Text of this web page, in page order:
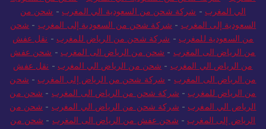
الي المغرب -شركة شحن من السعودية الي المغرب-شحن من
السعودية إلى المغرب- شركة شحن من السعودية إلى المغرب-شحن
من السعودية للمغرب -شركة شحن من الرياض للمغرب -نقل عفش
من الرياض الى المغرب-شحن من الرياض الى المغرب -شحن عفش
من الرياض الي المغرب-شحن من الرياض الي المغرب -نقل عفش
من الرياض الى المغرب-شركة شحن من الرياض إلى المغرب-شحن
من الرياض للمغرب-شركة شحن من الرياض الى المغرب-شحن من
الرياض الي المغرب-شركة شحن من الرياض الي المغرب-شحن من
الرياض إلى المغرب-شحن عفش من الرياض الى المغرب-شحن من